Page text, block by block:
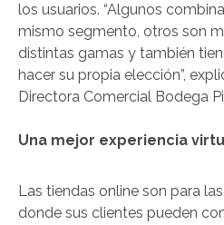
los usuarios. “Algunos
mismo segmento, otros son
distintas gamas y también
hacer su propia elección”,
Directora Comercial Bodega
Una mejor experiencia
Las tiendas online son para
donde sus clientes pueden